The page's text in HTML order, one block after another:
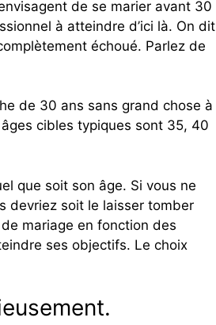
de se marier avant 30
à atteindre d’ici là. On dit
échoué. Parlez de
de 30 ans sans grand chose à
cibles typiques sont 35, 40
que soit son âge. Si vous ne
devriez soit le laisser tomber
mariage en fonction des
ses objectifs. Le choix